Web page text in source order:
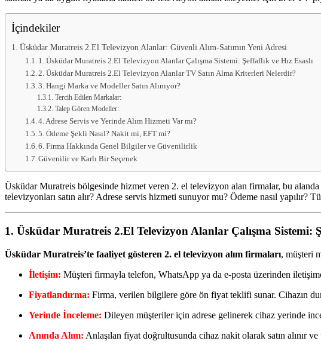
hemen
bize
satarak
nakit
ödeme
alabilirsiniz.
alanlar
adresten
İçindekiler
Üsküdar Muratreis 2.El Televizyon Alanlar: Güvenli Alım-Satımın Yeni Adresi
1. Üsküdar Muratreis 2.El Televizyon Alanlar Çalışma Sistemi: Şeffaflık ve Hız Esaslı
2. Üsküdar Muratreis 2.El Televizyon Alanlar TV Satın Alma Kriterleri Nelerdir?
3. Hangi Marka ve Modeller Satın Alınıyor?
Tercih Edilen Markalar:
Talep Gören Modeller:
4. Adrese Servis ve Yerinde Alım Hizmeti Var mı?
5. Ödeme Şekli Nasıl? Nakit mi, EFT mi?
6. Firma Hakkında Genel Bilgiler ve Güvenilirlik
Güvenilir ve Karlı Bir Seçenek
Üsküdar Muratreis bölgesinde hizmet veren 2. el televizyon alan firmalar, bu
televizyonları satın alır? Adrese servis hizmeti sunuyor mu? Ödeme nasıl yapılır?
1. Üsküdar Muratreis 2.El Televizyon Alanlar Çalışma Sistemi:
Üsküdar Muratreis’te faaliyet gösteren 2. el televizyon alım firmaları, müşteri
İletişim: Müşteri firmayla telefon, WhatsApp ya da e-posta üzerinden
Fiyatlandırma: Firma, verilen bilgilere göre ön fiyat teklifi sunar. Cihazın
Yerinde İnceleme: Dileyen müşteriler için adrese gelinerek cihaz yerinde
Anında Alım: Anlaşılan fiyat doğrultusunda cihaz nakit olarak satın alınır ve